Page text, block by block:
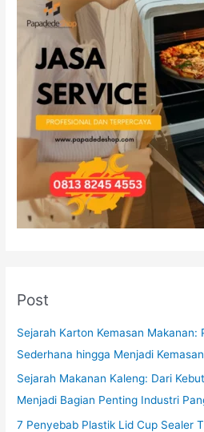
Post
Sejarah Karton Kemasan Makanan:
Sederhana hingga Menjadi
Sejarah Makanan Kaleng: Dari
Menjadi Bagian Penting Industri
7 Penyebab Plastik Lid Cup Sealer